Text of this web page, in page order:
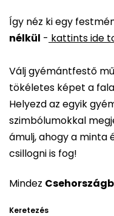
Így néz ki egy
nélkül - kattints ide
Válj gyémántfestő
tökéletes képet a
Helyezd az egyik
szimbólumokkal
ámulj, ahogy a minta
csillogni is fog!
Mindez
Keretezés
átlagos
értékelése
ből
0,0
csillag.